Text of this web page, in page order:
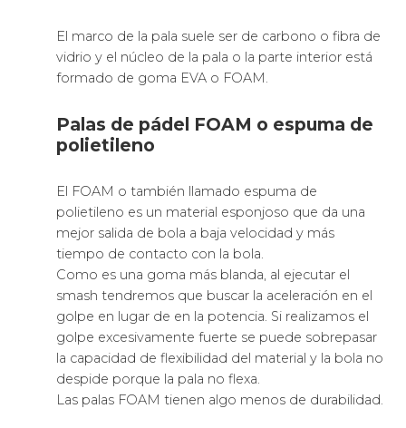
El marco de la pala suele ser de carbono o fibra de
vidrio y el núcleo de la pala o la parte interior está
formado de goma EVA o FOAM.
Palas de pádel FOAM o espuma de
polietileno
El FOAM o también llamado espuma de
polietileno es un material esponjoso que da una
mejor salida de bola a baja velocidad y más
tiempo de contacto con la bola.
Como es una goma más blanda, al ejecutar el
smash tendremos que buscar la aceleración en el
golpe en lugar de en la potencia. Si realizamos el
golpe excesivamente fuerte se puede sobrepasar
la capacidad de flexibilidad del material y la bola no
despide porque la pala no flexa.
Las palas FOAM tienen algo menos de durabilidad.